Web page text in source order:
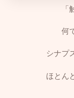
「
何
シナプ
ほとん